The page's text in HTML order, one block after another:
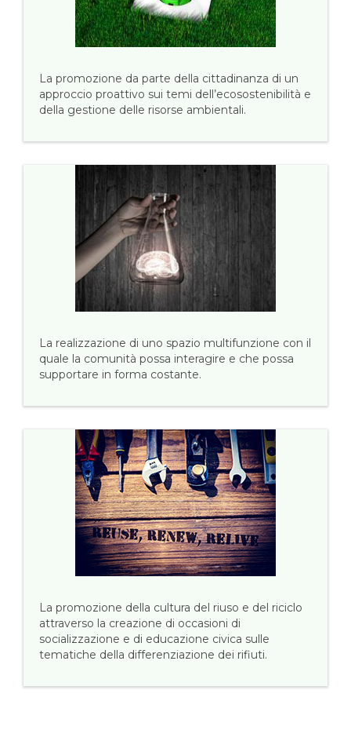
La promozione da parte della cittadinanza di un
approccio proattivo sui temi dell’ecosostenibilità e
della gestione delle risorse ambientali.
La realizzazione di uno spazio multifunzione con il
quale la comunità possa interagire e che possa
supportare in forma costante.
La promozione della cultura del riuso e del riciclo
attraverso la creazione di occasioni di
socializzazione e di educazione civica sulle
tematiche della differenziazione dei rifiuti.